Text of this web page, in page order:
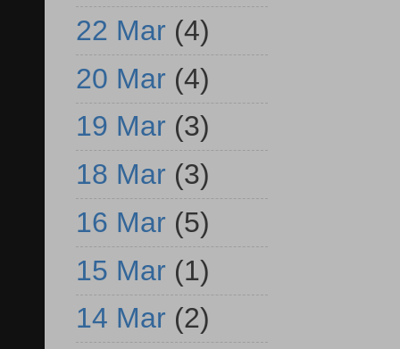
22 Mar (4)
20 Mar (4)
19 Mar (3)
18 Mar (3)
16 Mar (5)
15 Mar (1)
14 Mar (2)